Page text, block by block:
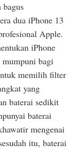
dua iPhone 13
Apple.
iPhone
bagi
memilih filter
yang
baterai sedikit
baterai
mengenai
itu, baterai